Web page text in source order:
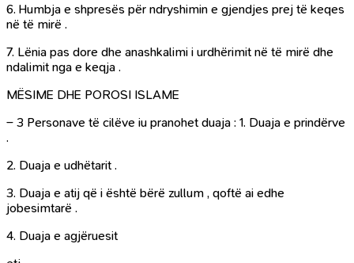
6. Humbja e shpresës për ndryshimin e gjendjes prej të keqes
në të mirë .
7. Lënia pas dore dhe anashkalimi i urdhërimit në të mirë dhe
ndalimit nga e keqja .
MËSIME DHE POROSI ISLAME
– 3 Personave të cilëve iu pranohet duaja : 1. Duaja e prindërve
.
2. Duaja e udhëtarit .
3. Duaja e atij që i është bërë zullum , qoftë ai edhe
jobesimtarë .
4. Duaja e agjëruesit